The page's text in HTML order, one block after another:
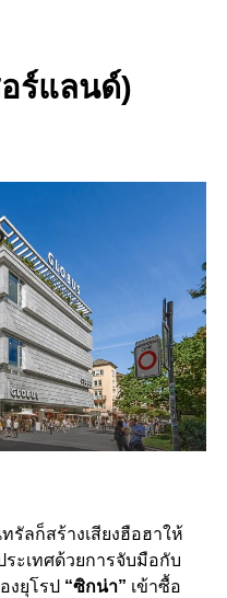
ร์แลนด์)
รัลก็สร้างเสียงฮือฮาให้
ะเทศด้วยการจับมือกับ
งยุโรป “ซิกน่า” เข้าซื้อ